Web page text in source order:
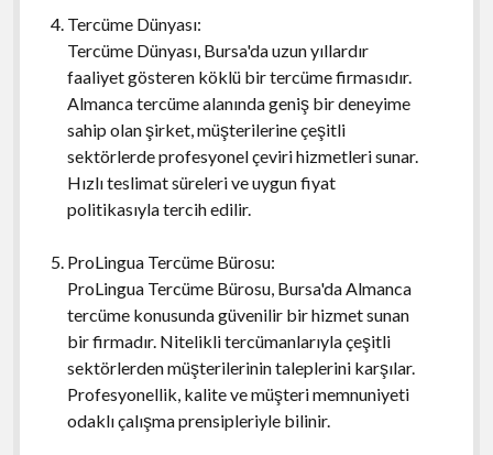
Tercüme Dünyası:
Tercüme Dünyası, Bursa'da uzun yıllardır
faaliyet gösteren köklü bir tercüme firmasıdır.
Almanca tercüme alanında geniş bir deneyime
sahip olan şirket, müşterilerine çeşitli
sektörlerde profesyonel çeviri hizmetleri sunar.
Hızlı teslimat süreleri ve uygun fiyat
politikasıyla tercih edilir.
ProLingua Tercüme Bürosu:
ProLingua Tercüme Bürosu, Bursa'da Almanca
tercüme konusunda güvenilir bir hizmet sunan
bir firmadır. Nitelikli tercümanlarıyla çeşitli
sektörlerden müşterilerinin taleplerini karşılar.
Profesyonellik, kalite ve müşteri memnuniyeti
odaklı çalışma prensipleriyle bilinir.